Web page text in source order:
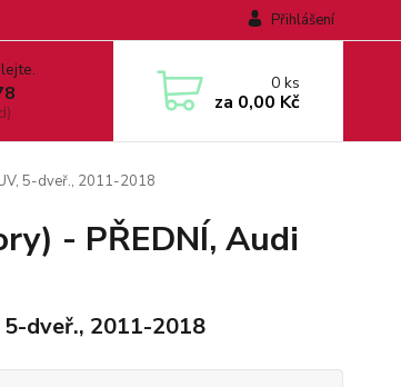
Přihlášení
0ks
za 0,00 Kč
5-dveř., 2011-2018
- PŘEDNÍ, Audi
5-dveř., 2011-2018